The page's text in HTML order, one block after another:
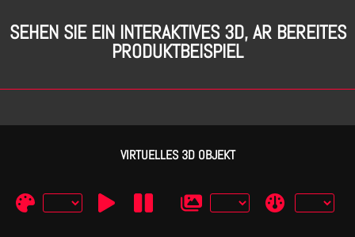
SEHEN SIE EIN INTERAKTIVES 3D, AR BEREITES
PRODUKTBEISPIEL
VIRTUELLES 3D OBJEKT